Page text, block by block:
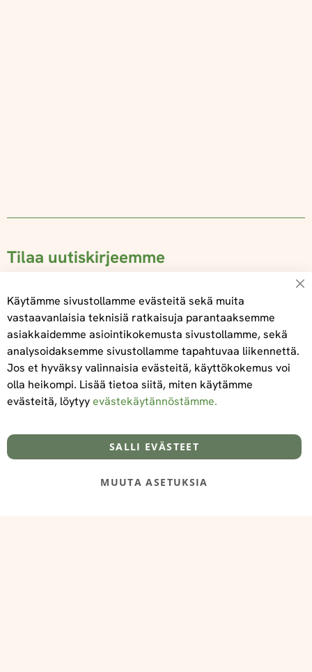
Tilaa uutiskirjeemme
Tilaa
Tietoa meistä
@‌2025 FooDeliDoo
Toimitus- ja maksuehdot
Käytämme sivustollamme evästeitä sekä muita
vastaavanlaisia teknisiä ratkaisuja parantaaksemme
asiakkaidemme asiointikokemusta sivustollamme, sekä
analysoidaksemme sivustollamme tapahtuvaa liikennettä.
Jos et hyväksy valinnaisia evästeitä, käyttökokemus voi
olla heikompi. Lisää tietoa siitä, miten käytämme
evästeitä, löytyyevästekäytännöstämme.
SALLI EVÄSTEET
MUUTA ASETUKSIA